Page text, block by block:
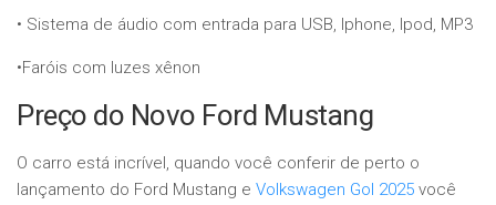
• Sistema de áudio com entrada para USB, Iphone, Ipod, MP3
•Faróis com luzes xênon
Preço do Novo Ford Mustang
O carro está incrível, quando você conferir de perto o
lançamento do Ford Mustang e Volkswagen Gol 2025 você